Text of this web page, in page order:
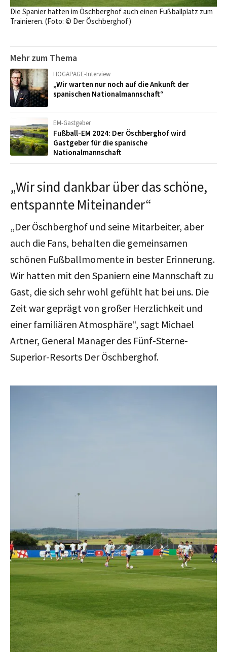
Die Spanier hatten im Öschberghof auch einen Fußballplatz zum
Trainieren. (Foto: © Der Öschberghof)
Mehr zum Thema
HOGAPAGE-Interview
„Wir warten nur noch auf die Ankunft der
spanischen Nationalmannschaft“
EM-Gastgeber
Fußball-EM 2024: Der Öschberghof wird
Gastgeber für die spanische
Nationalmannschaft
„Wir sind dankbar über das schöne,
entspannte Miteinander“
„Der Öschberghof und seine Mitarbeiter, aber
auch die Fans, behalten die gemeinsamen
schönen Fußballmomente in bester Erinnerung.
Wir hatten mit den Spaniern eine Mannschaft zu
Gast, die sich sehr wohl gefühlt hat bei uns. Die
Zeit war geprägt von großer Herzlichkeit und
einer familiären Atmosphäre“, sagt Michael
Artner, General Manager des Fünf-Sterne-
Superior-Resorts Der Öschberghof.